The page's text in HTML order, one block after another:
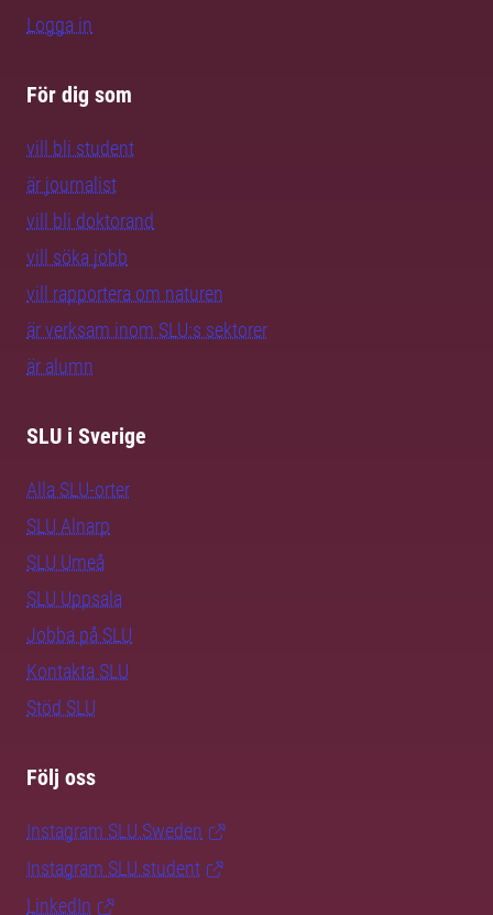
Logga in
För dig som
vill bli student
är journalist
vill bli doktorand
vill söka jobb
vill rapportera om naturen
är verksam inom SLU:s sektorer
är alumn
SLU i Sverige
Alla SLU-orter
SLU Alnarp
SLU Umeå
SLU Uppsala
Jobba på SLU
Kontakta SLU
Stöd SLU
Följ oss
Instagram SLU.Sweden
Instagram SLU.student
LinkedIn